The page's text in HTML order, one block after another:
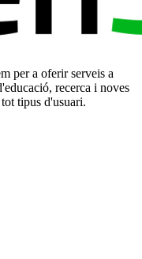
per a oferir serveis a
recerca i noves
tipus d'usuari.